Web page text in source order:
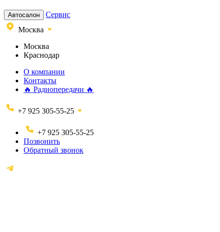
Автосалон
Сервис
Москва
Москва
Краснодар
О компании
Контакты
🔥 Радиопередачи 🔥
+7 925 305-55-25
+7 925 305-55-25
Позвонить
Обратный звонок